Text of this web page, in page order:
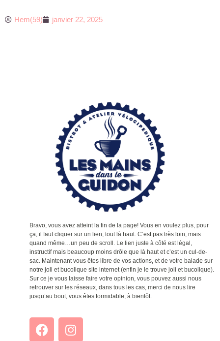
Hem(59) janvier 22, 2025
Bravo, vous avez atteint la fin de la page! Vous en voulez plus, pour
ça, il faut cliquer sur un lien, tout là haut. C’est pas très loin, mais
quand même…un peu de scroll. Le lien juste à côté est légal,
instructif mais beaucoup moins drôle que là haut et c’est un cul-de-
sac. Maintenant vous êtes libre de vos actions, et de votre balade sur
notre joli et bucolique site internet (enfin je le trouve joli et bucolique).
Sur ce je vous laisse faire votre opinion, vous pouvez aussi nous
retrouver sur les réseaux, dans tous les cas, merci de nous lire
jusqu’au bout, vous êtes formidable; à bientôt.